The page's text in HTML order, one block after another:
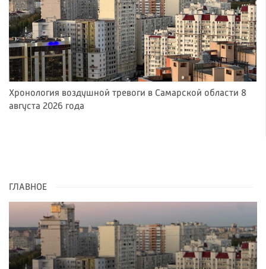
Хронология воздушной тревоги в Самарской области 8
августа 2026 года
ГЛАВНОЕ